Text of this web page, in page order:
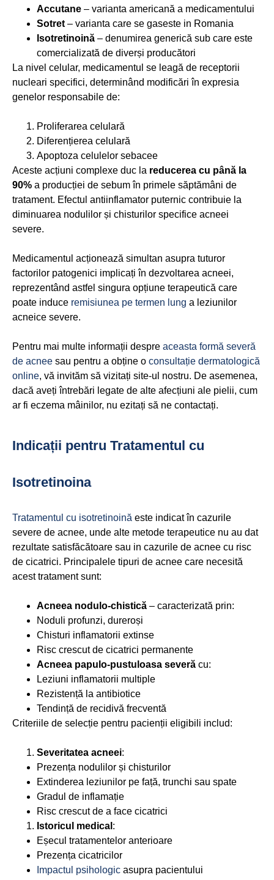
Accutane – varianta americană a medicamentului
Sotret – varianta care se gaseste in Romania
Isotretinoină – denumirea generică sub care este
comercializată de diverși producători
La nivel celular, medicamentul se leagă de receptorii
nucleari specifici, determinând modificări în expresia
genelor responsabile de:
Proliferarea celulară
Diferențierea celulară
Apoptoza celulelor sebacee
Aceste acțiuni complexe duc la reducerea cu până la
90% a producției de sebum în primele săptămâni de
tratament. Efectul antiinflamator puternic contribuie la
diminuarea nodulilor și chisturilor specifice acneei
severe.
Medicamentul acționează simultan asupra tuturor
factorilor patogenici implicați în dezvoltarea acneei,
reprezentând astfel singura opțiune terapeutică care
poate induce remisiunea pe termen lung a leziunilor
acneice severe.
Pentru mai multe informații despre aceasta formă severă
de acnee sau pentru a obține o consultație dermatologică
online, vă invităm să vizitați site-ul nostru. De asemenea,
dacă aveți întrebări legate de alte afecțiuni ale pielii, cum
ar fi eczema mâinilor, nu ezitați să ne contactați.
Indicații pentru Tratamentul cu
Isotretinoina
Tratamentul cu isotretinoină este indicat în cazurile
severe de acnee, unde alte metode terapeutice nu au dat
rezultate satisfăcătoare sau in cazurile de acnee cu risc
de cicatrici. Principalele tipuri de acnee care necesită
acest tratament sunt:
Acneea nodulo-chistică – caracterizată prin:
Noduli profunzi, dureroși
Chisturi inflamatorii extinse
Risc crescut de cicatrici permanente
Acneea papulo-pustuloasa severă cu:
Leziuni inflamatorii multiple
Rezistență la antibiotice
Tendință de recidivă frecventă
Criteriile de selecție pentru pacienții eligibili includ:
Severitatea acneei:
Prezența nodulilor și chisturilor
Extinderea leziunilor pe față, trunchi sau spate
Gradul de inflamație
Risc crescut de a face cicatrici
Istoricul medical :
Eșecul tratamentelor anterioare
Prezența cicatricilor
Impactul psihologic asupra pacientului